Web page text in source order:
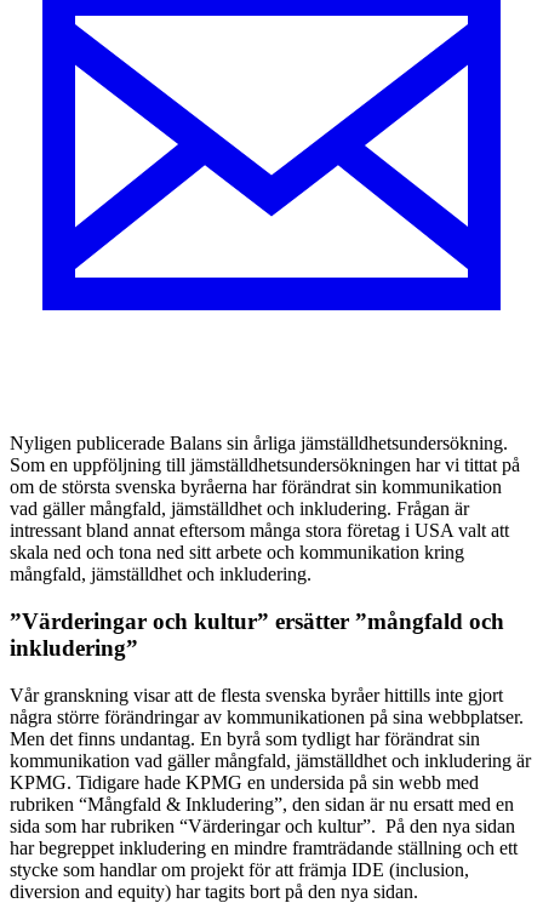
Nyligen publicerade Balans sin årliga jämställdhetsundersökning.
Som en uppföljning till jämställdhetsundersökningen har vi tittat på
om de största svenska byråerna har förändrat sin kommunikation
vad gäller mångfald, jämställdhet och inkludering. Frågan är
intressant bland annat eftersom många stora företag i USA valt att
skala ned och tona ned sitt arbete och kommunikation kring
mångfald, jämställdhet och inkludering.
”Värderingar och kultur” ersätter ”mångfald och
inkludering”
Vår granskning visar att de flesta svenska byråer hittills inte gjort
några större förändringar av kommunikationen på sina webbplatser.
Men det finns undantag. En byrå som tydligt har förändrat sin
kommunikation vad gäller mångfald, jämställdhet och inkludering är
KPMG. Tidigare hade KPMG en undersida på sin webb med
rubriken “Mångfald & Inkludering”, den sidan är nu ersatt med en
sida som har rubriken “Värderingar och kultur”. På den nya sidan
har begreppet inkludering en mindre framträdande ställning och ett
stycke som handlar om projekt för att främja IDE (inclusion,
diversion and equity) har tagits bort på den nya sidan.